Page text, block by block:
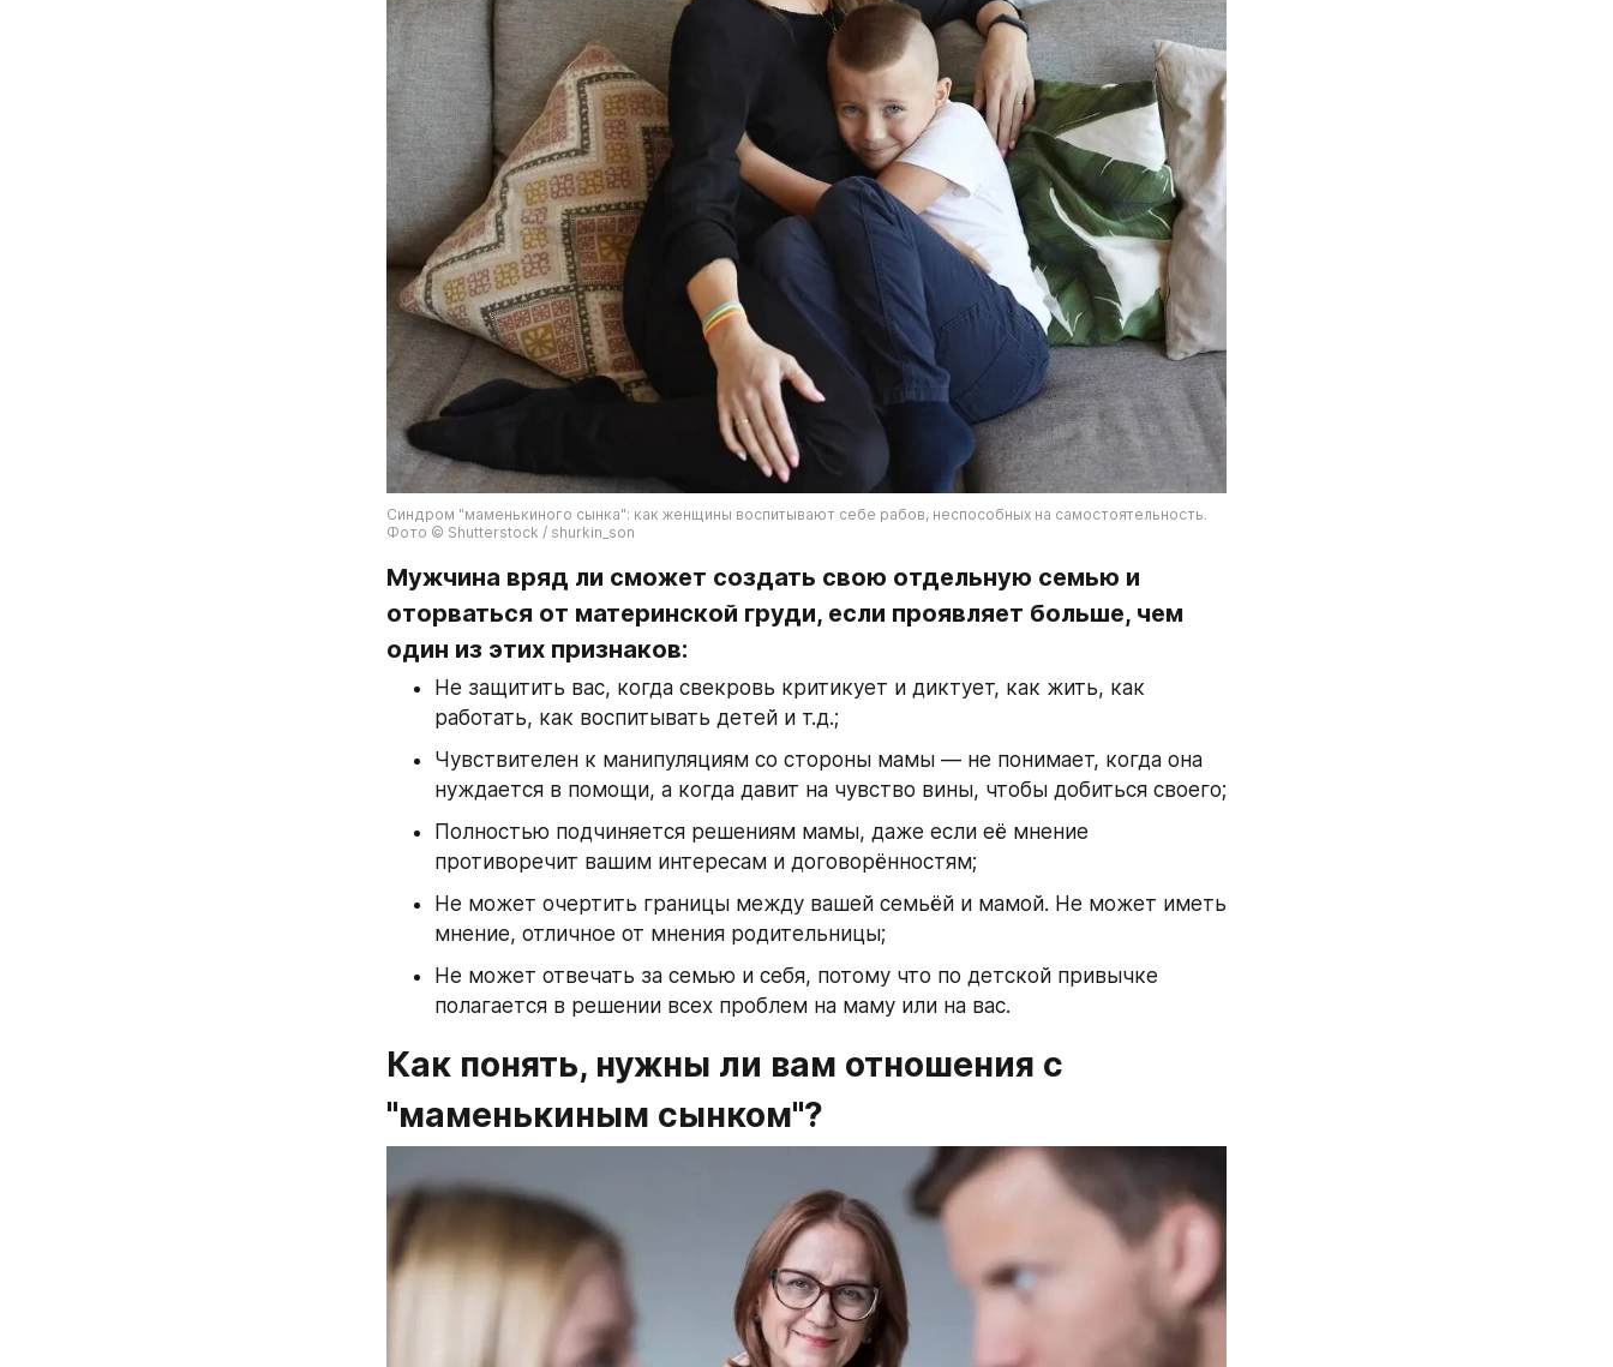
Синдром "маменькиного сынка": как женщины воспитывают себе рабов, неспособных на самостоятельность.
Фото © Shutterstock / shurkin_son
Мужчина вряд ли сможет создать свою отдельную семью и
оторваться от материнской груди, если проявляет больше, чем
один из этих признаков:
Не защитить вас, когда свекровь критикует и диктует, как жить, как
работать, как воспитывать детей и т.д.;
Чувствителен к манипуляциям со стороны мамы — не понимает, когда она
нуждается в помощи, а когда давит на чувство вины, чтобы добиться своего;
Полностью подчиняется решениям мамы, даже если её мнение
противоречит вашим интересам и договорённостям;
Не может очертить границы между вашей семьёй и мамой. Не может иметь
мнение, отличное от мнения родительницы;
Не может отвечать за семью и себя, потому что по детской привычке
полагается в решении всех проблем на маму или на вас.
Как понять, нужны ли вам отношения с
"маменькиным сынком"?